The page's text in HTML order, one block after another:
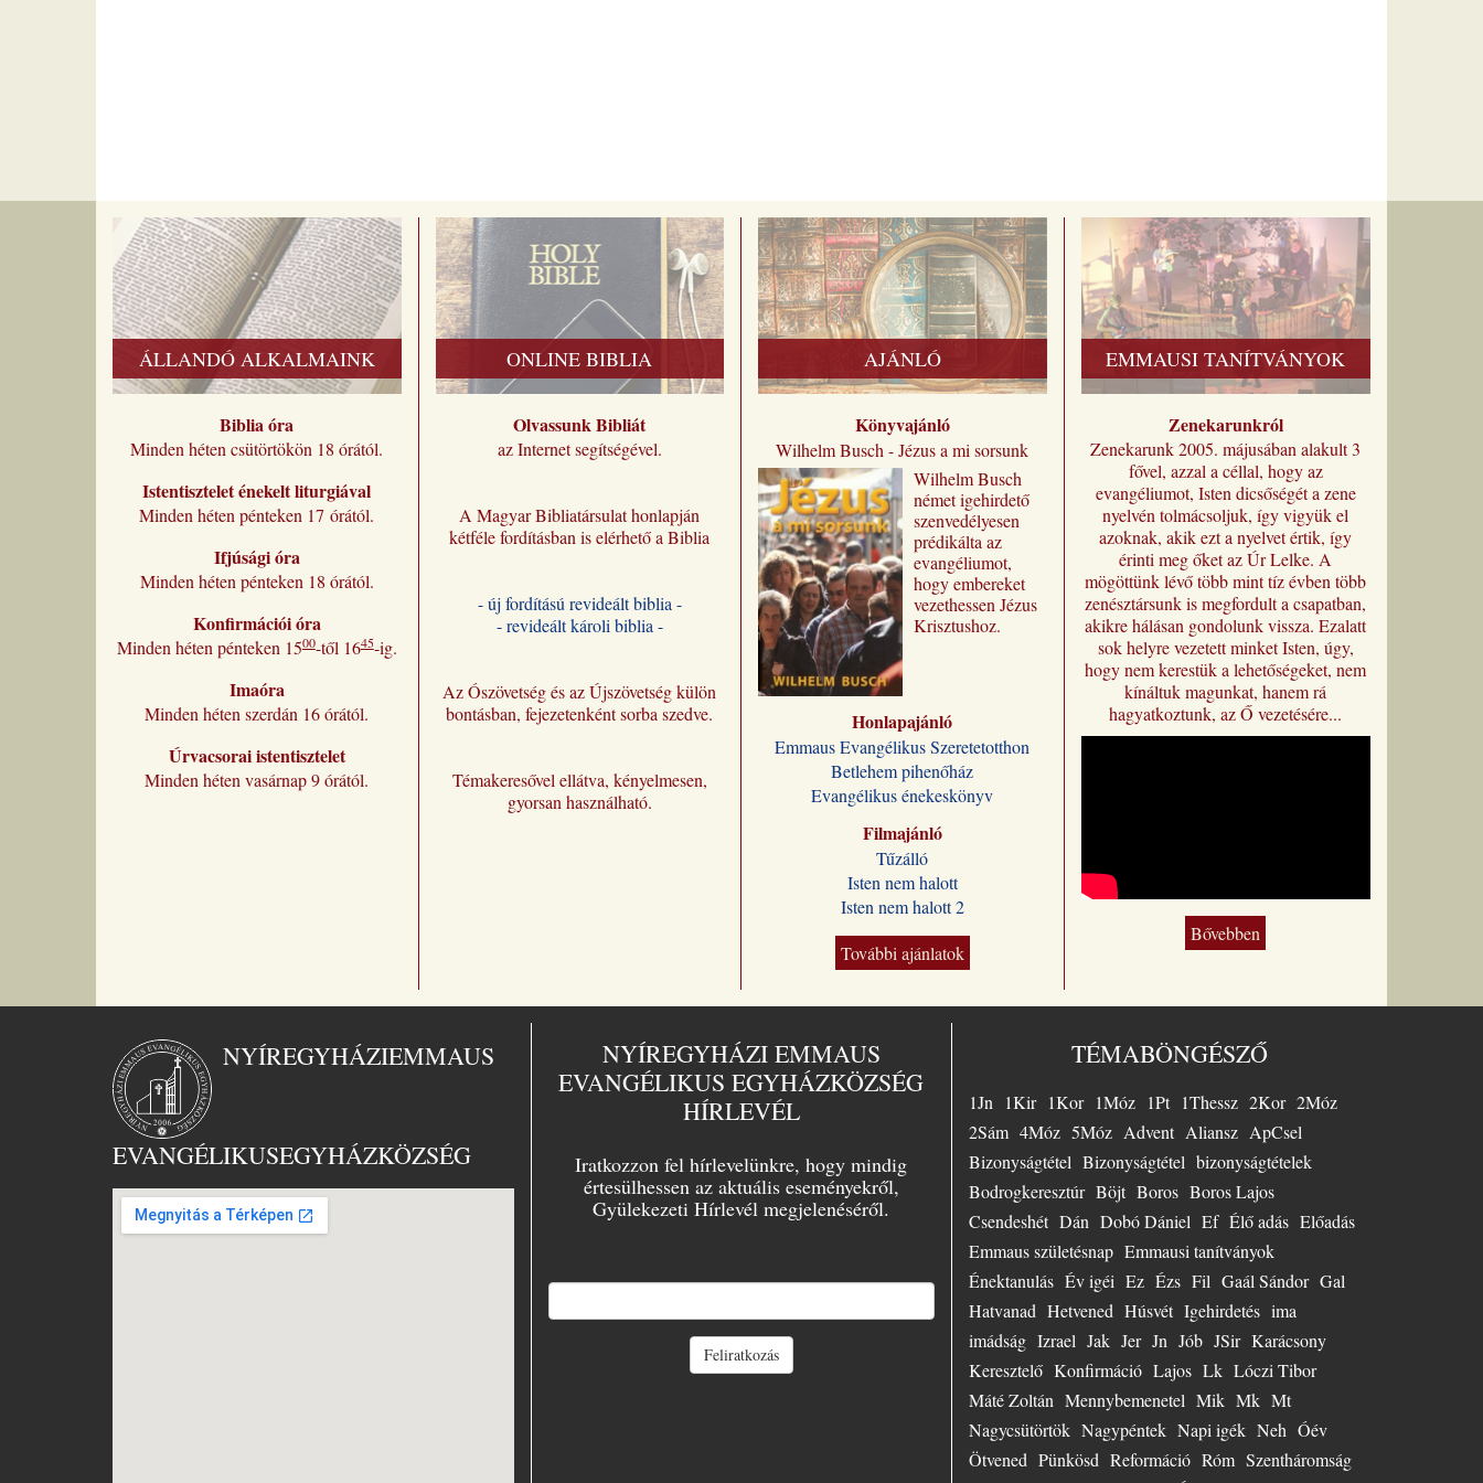
ÁLLANDÓ ALKALMAINK
Biblia óra
Minden héten csütörtökön 18 órától.
Istentisztelet énekelt liturgiával
Minden héten pénteken 17 órától.
Ifjúsági óra
Minden héten pénteken 18 órától.
Konfirmációi óra
Minden héten pénteken 1500-től 1645-ig.
Imaóra
Minden héten szerdán 16 órától.
Úrvacsorai istentisztelet
Minden héten vasárnap 9 órától.
ONLINE BIBLIA
Olvassunk Bibliát
az Internet segítségével.
A Magyar Bibliatársulat honlapján
kétféle fordításban is elérhető a Biblia
- új fordítású revideált biblia -
- revideált károli biblia -
Az Ószövetség és az Újszövetség külön
bontásban, fejezetenként sorba szedve.
Témakeresővel ellátva, kényelmesen,
gyorsan használható.
AJÁNLÓ
Könyvajánló
Wilhelm Busch - Jézus a mi sorsunk
Wilhelm ​Busch
német igehirdető
szenvedélyesen
prédikálta az
evangéliumot,
hogy embereket
vezethessen Jézus
Krisztushoz.
olvasóhoz, a
fordításban is
megőrizve eredeti
formájukat,
stílusukat.
Kívánjuk, hogy
Wilhelm Busch
előadássorozata
ilyen módon is
sokakat segítsen a
Jézus Krisztus
melletti döntésre, a
üdvösségre. A
magyar kiadó
választotta Busch
lelkész az 1958-
ban Essenben
evangélizáció fő
témájául. Nagy
örömmel szolgált
Essenben, mint
ifjúsági lelkész,
azonkívül az
evangélium
szenvedélyes
hirdetőjeként
minduntalan úton
volt. Számtalan
előadásban hívta
hallgatóit Jézushoz
– városban és
falun, Keleten és
Honlapajánló
Emmaus Evangélikus Szeretetotthon
Betlehem pihenőház
Evangélikus énekeskönyv
Filmajánló
Tűzálló
Isten nem halott
Isten nem halott 2
További ajánlatok
EMMAUSI TANÍTVÁNYOK
Zenekarunkról
Zenekarunk 2005. májusában alakult 3
fővel, azzal a céllal, hogy az
evangéliumot, Isten dicsőségét a zene
nyelvén tolmácsoljuk, így vigyük el
azoknak, akik ezt a nyelvet értik, így
érinti meg őket az Úr Lelke. A
mögöttünk lévő több mint tíz évben több
zenésztársunk is megfordult a csapatban,
akikre hálásan gondolunk vissza. Ezalatt
sok helyre vezetett minket Isten, úgy,
hogy nem kerestük a lehetőségeket, nem
kínáltuk magunkat, hanem rá
hagyatkoztunk, az Ő vezetésére...
Bővebben
NYÍREGYHÁZIEMMAUS
EVANGÉLIKUSEGYHÁZKÖZSÉG
NYÍREGYHÁZI EMMAUS
EVANGÉLIKUS EGYHÁZKÖZSÉG
HÍRLEVÉL
Iratkozzon fel hírlevelünkre, hogy mindig
értesülhessen az aktuális eseményekről,
Gyülekezeti Hírlevél megjelenéséről.
Feliratkozás
TÉMABÖNGÉSZŐ
1Jn 1Kir 1Kor 1Móz 1Pt 1Thessz 2Kor 2Móz
2Sám 4Móz 5Móz Advent Aliansz ApCsel
Bizonyságtétel Bizonyságtétel bizonyságtételek
Bodrogkeresztúr Böjt Boros Boros Lajos
Csendeshét Dán Dobó Dániel Ef Élő adás Előadás
Emmaus születésnap Emmausi tanítványok
Énektanulás Év igéi Ez Ézs Fil Gaál Sándor Gal
Hatvanad Hetvened Húsvét Igehirdetés ima
imádság Izrael Jak Jer Jn Jób JSir Karácsony
Keresztelő Konfirmáció Lajos Lk Lóczi Tibor
Máté Zoltán Mennybemenetel Mik Mk Mt
Nagycsütörtök Nagypéntek Napi igék Neh Óév
Ötvened Pünkösd Reformáció Róm Szentháromság